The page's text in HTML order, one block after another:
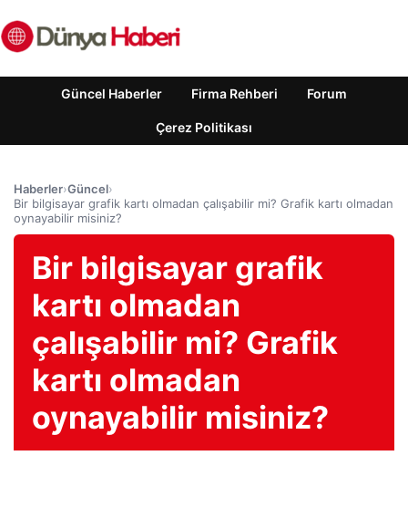
Güncel Haberler Firma Rehberi Forum
Çerez Politikası
Haberler›Güncel›
Bir bilgisayar grafik kartı olmadan çalışabilir mi? Grafik kartı olmadan
oynayabilir misiniz?
Bir bilgisayar grafik
kartı olmadan
çalışabilir mi? Grafik
kartı olmadan
oynayabilir misiniz?